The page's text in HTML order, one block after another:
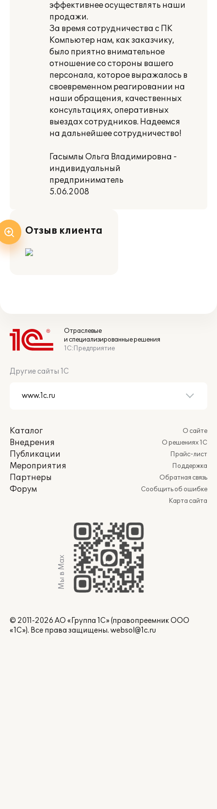
эффективнее осуществлять наши
продажи.
За время сотрудничества с ПК
Компьютер нам, как заказчику,
было приятно внимательное
отношение со стороны вашего
персонала, которое выражалось в
своевременном реагировании на
наши обращения, качественных
консультациях, оперативных
выездах сотрудников. Надеемся
на дальнейшее сотрудничество!
Гасымлы Ольга Владимировна -
индивидуальный
предприниматель
5.06.2008
Отзыв клиента
Отраслевые
и специализированные решения
1С:Предприятие
Другие сайты 1С
Каталог
Внедрения
Публикации
Мероприятия
Партнеры
Форум
О сайте
О решениях 1С
Прайс-лист
Поддержка
Обратная связь
Сообщить об ошибке
Карта сайта
Мы в Max
© 2011-2026 АО «Группа 1С» (правопреемник ООО
«1С»). Все права защищены. websol@1c.ru